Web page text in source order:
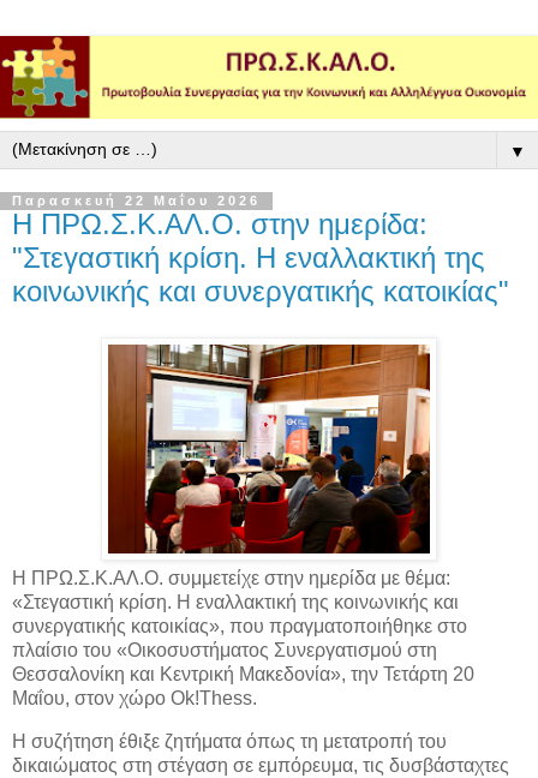
▼
Παρασκευή 22 Μαΐου 2026
Η ΠΡΩ.Σ.Κ.ΑΛ.Ο. στην ημερίδα:
"Στεγαστική κρίση. Η εναλλακτική της
κοινωνικής και συνεργατικής κατοικίας"
Η ΠΡΩ.Σ.Κ.ΑΛ.Ο. συμμετείχε στην ημερίδα με θέμα:
«Στεγαστική κρίση. Η εναλλακτική της κοινωνικής και
συνεργατικής κατοικίας», που πραγματοποιήθηκε στο
πλαίσιο του «Οικοσυστήματος Συνεργατισμού στη
Θεσσαλονίκη και Κεντρική Μακεδονία», την Τετάρτη 20
Μαΐου, στον χώρο Ok!Thess.
Η συζήτηση έθιξε ζητήματα όπως τη μετατροπή του
δικαιώματος στη στέγαση σε εμπόρευμα, τις δυσβάσταχτες